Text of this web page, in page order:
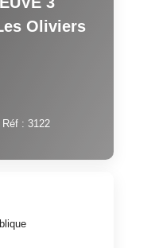
Oliviers
Réf : 3122